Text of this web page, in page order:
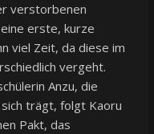
verstorbenen
erste, kurze
viel Zeit, da diese im
vergeht.
Anzu, die
trägt, folgt Kaoru
Pakt, das